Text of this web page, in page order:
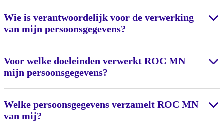
Wie is verantwoordelijk voor de verwerking
van mijn persoonsgegevens?
Voor welke doeleinden verwerkt ROC MN
mijn persoonsgegevens?
Welke persoonsgegevens verzamelt ROC MN
van mij?